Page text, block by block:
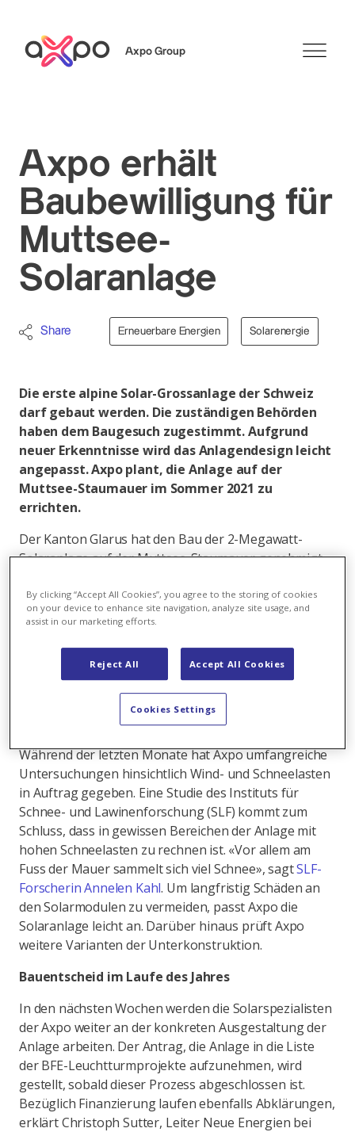
Axpo Group
Axpo erhält
Baubewilligung für
Muttsee-
Solaranlage
Share Erneuerbare Energien Solarenergie
Die erste alpine Solar-Grossanlage der Schweiz
darf gebaut werden. Die zuständigen Behörden
haben dem Baugesuch zugestimmt. Aufgrund
neuer Erkenntnisse wird das Anlagendesign leicht
angepasst. Axpo plant, die Anlage auf der
Muttsee-Staumauer im Sommer 2021 zu
errichten.
Der Kanton Glarus hat den Bau der 2-Megawatt-
Solaranlage auf der Muttsee-Staumauer genehmigt.
die Gemeinde Glarus Süd und das Bundesamt für
Energie eingebunden – auch sie haben das Vorhaben
und unternimmt nun die weiteren Schritte, um die
Anlage im Sommer 2021 bauen und in Betrieb
nehmen zu können.
Studien liefern neue Erkenntnisse
Während der letzten Monate hat Axpo umfangreiche
Untersuchungen hinsichtlich Wind- und Schneelasten
in Auftrag gegeben. Eine Studie des Instituts für
Schnee- und Lawinenforschung (SLF) kommt zum
Schluss, dass in gewissen Bereichen der Anlage mit
hohen Schneelasten zu rechnen ist. «Vor allem am
Fuss der Mauer sammelt sich viel Schnee», sagtSLF-
Forscherin Annelen Kahl. Um langfristig Schäden an
den Solarmodulen zu vermeiden, passt Axpo die
Solaranlage leicht an. Darüber hinaus prüft Axpo
weitere Varianten der Unterkonstruktion.
Bauentscheid im Laufe des Jahres
In den nächsten Wochen werden die Solarspezialisten
der Axpo weiter an der konkreten Ausgestaltung der
Anlage arbeiten. Der Antrag, die Anlage in die Liste
der BFE-Leuchtturmprojekte aufzunehmen, wird
gestellt, sobald dieser Prozess abgeschlossen ist.
Bezüglich Finanzierung laufen ebenfalls Abklärungen,
erklärt Christoph Sutter, Leiter Neue Energien bei
By clicking “Accept All Cookies”, you agree to the storing of cookies
on your device to enhance site navigation, analyze site usage, and
assist in our marketing efforts.
Reject All Accept All Cookies
Cookies Settings